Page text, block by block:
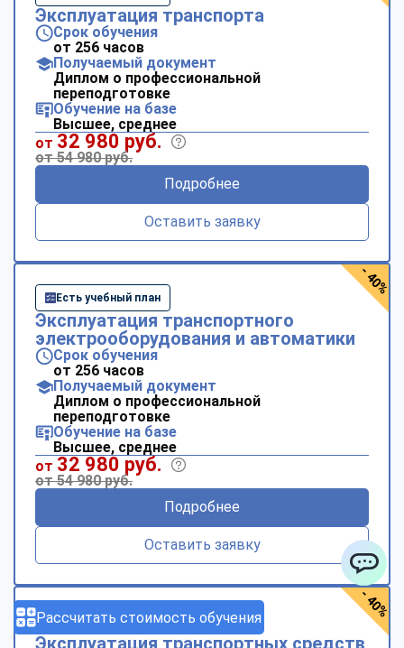
Рассчитать стоимость обучения
Эксплуатация транспорта
Срок обучения
от 256 часов
Получаемый документ
Диплом о профессиональной
переподготовке
Обучение на базе
Высшее, среднее
от 32 980 руб.
от 54 980 руб.
Подробнее
Оставить заявку
Есть учебный план
Эксплуатация транспортного
электрооборудования и автоматики
Срок обучения
от 256 часов
Получаемый документ
Диплом о профессиональной
переподготовке
Обучение на базе
Высшее, среднее
от 32 980 руб.
от 54 980 руб.
Подробнее
Оставить заявку
- 40%
Есть учебный план
Эксплуатация транспортных средств
- 40%
Vkontakte EMail
Max
ChatApp